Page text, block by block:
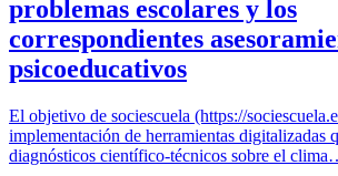
problemas escolares y los
correspondientes
psicoeducativos
El objetivo de sociescuela (https://
implementación de herramientas digitalizadas
diagnósticos científico-técnicos sobre el